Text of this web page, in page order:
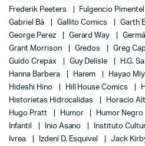
Frederik Peeters
Fulgencio Pimentel
Gabriel Bá
Gallito Comics Garth
George Perez
Gerard Way
Grant Morrison
Gredos Greg
Guido Crepax
Guy Delisle H.G.
Hanna Barbera
Harem Hayao
Hideshi Hino
Hill House Comics
Historietas Hidrocalidas
Horacio
Hugo Pratt
Humor Humor Negro
Infantil
Inio Asano Instituto
Ivrea
Izdení D. Esquivel Jack